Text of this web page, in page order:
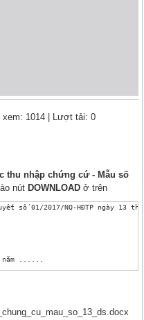
xem: 1014 | Lượt tải: 0
thu nhập chứng cứ - Mẫu số
nút DOWNLOAD ở trên
số 01/2017/NQ-HĐTP ngày 13
......
tố tụng dân sự;
ngày.tháng.năm